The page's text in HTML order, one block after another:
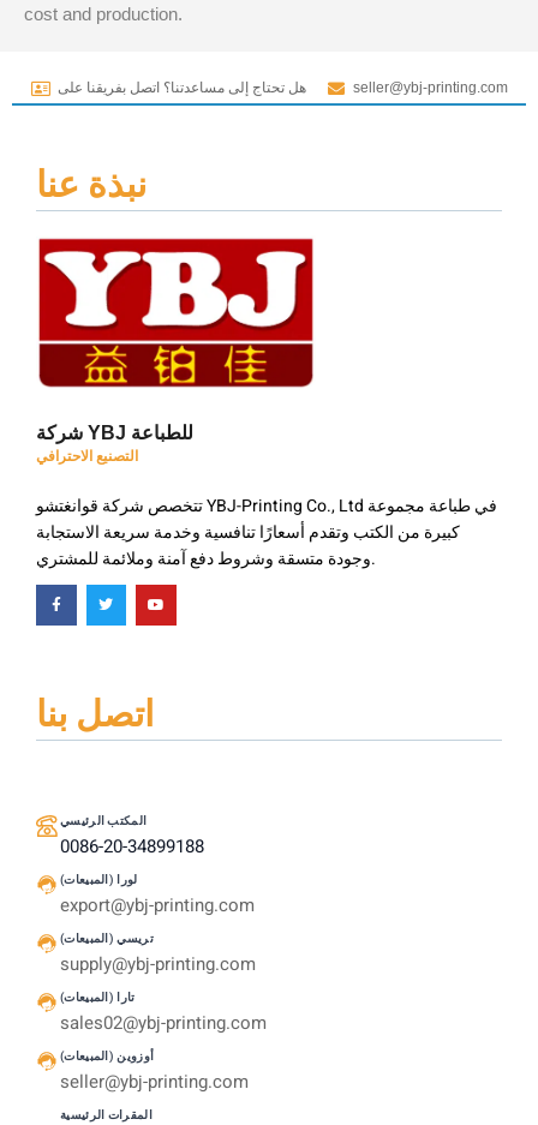
cost and production.
هل تحتاج إلى مساعدتنا؟ اتصل بفريقنا على seller@ybj-printing.com
نبذة عنا
شركة YBJ للطباعة
التصنيع الاحترافي
تتخصص شركة قوانغتشو YBJ-Printing Co., Ltd في طباعة مجموعة
كبيرة من الكتب وتقدم أسعارًا تنافسية وخدمة سريعة الاستجابة
وجودة متسقة وشروط دفع آمنة وملائمة للمشتري.
اتصل بنا
المكتب الرئيسي
0086-20-34899188
لورا (المبيعات)
export@ybj-printing.com
تريسي (المبيعات)
supply@ybj-printing.com
تارا (المبيعات)
sales02@ybj-printing.com
أوزوين (المبيعات)
seller@ybj-printing.com
المقرات الرئيسية